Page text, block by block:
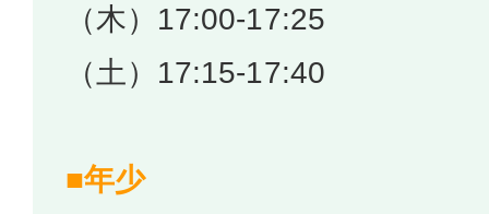
（木）17:00-17:25
（土）17:15-17:40
■年少